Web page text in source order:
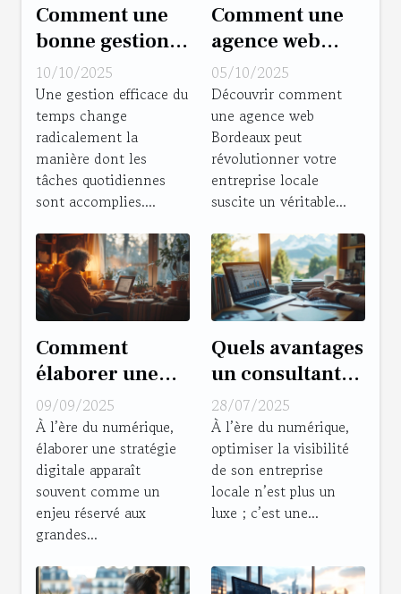
Comment une
bonne gestion
de temps peut
transformer
votre
productivité?
10/10/2025
Une gestion efficace du
temps change
radicalement la
manière dont les
tâches quotidiennes
sont accomplies....
Comment une
agence web
Bordeaux peut
transformer
votre entreprise
locale
05/10/2025
Découvrir comment
une agence web
Bordeaux peut
révolutionner votre
entreprise locale
suscite un véritable...
Comment
élaborer une
stratégie
digitale efficace
sans budget
conséquent ?
09/09/2025
À l’ère du numérique,
élaborer une stratégie
digitale apparaît
souvent comme un
enjeu réservé aux
grandes...
Quels avantages
un consultant
SEO à Grenoble
peut-il apporter
à votre
entreprise
locale ?
28/07/2025
À l’ère du numérique,
optimiser la visibilité
de son entreprise
locale n’est plus un
luxe ; c’est une...